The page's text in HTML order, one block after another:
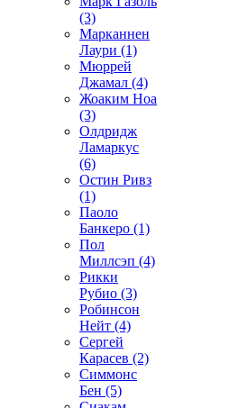
(3)
Марканнен
Лаури (1)
Мюррей
Джамал (4)
Жоаким Ноа
(3)
Олдридж
Ламаркус
(6)
Остин Ривз
(1)
Паоло
Банкеро (1)
Пол
Миллсэп (4)
Рикки
Рубио (3)
Робинсон
Нейт (4)
Сергей
Карасев (2)
Симмонс
Бен (5)